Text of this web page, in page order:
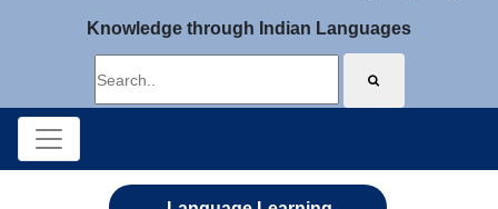
Knowledge through Indian Languages